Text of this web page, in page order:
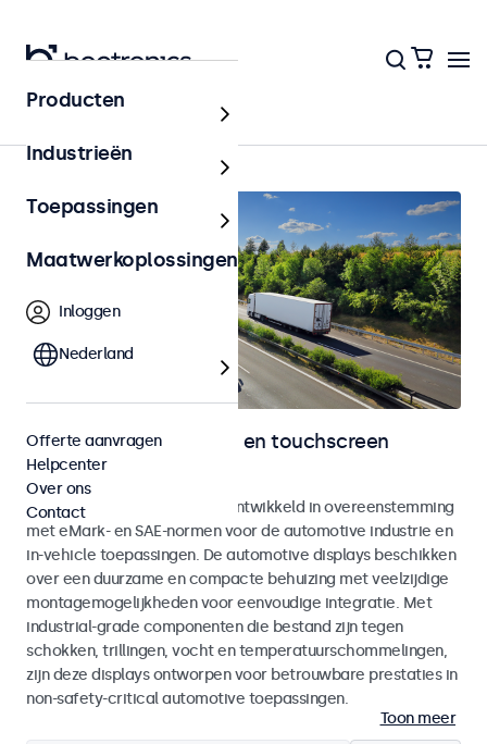
Home
Automotive monitoren en touchscreen
displays
Monitoren en touchscreens ontwikkeld in overeenstemming
met eMark- en SAE-normen voor de automotive industrie en
in-vehicle toepassingen. De automotive displays beschikken
over een duurzame en compacte behuizing met veelzijdige
montagemogelijkheden voor eenvoudige integratie. Met
industrial-grade componenten die bestand zijn tegen
schokken, trillingen, vocht en temperatuurschommelingen,
zijn deze displays ontworpen voor betrouwbare prestaties in
non-safety-critical automotive toepassingen.
Toon meer
Producten
Industrieën
Toepassingen
Maatwerkoplossingen
Inloggen
Nederland
Offerte aanvragen
Helpcenter
Over ons
Contact